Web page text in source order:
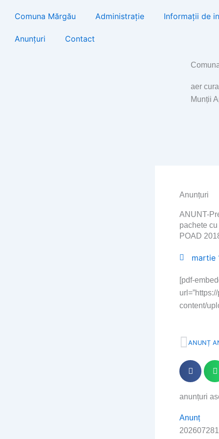
Comuna Mărgău Administrație Informații de
Anunțuri Contact
aer
Munții
Anunțuri
ANUNT-
pachete
POAD
martie
[pdf-
content/
Prev
ANUNȚ
anunțuri
Anunț
Page
Page
PagePage